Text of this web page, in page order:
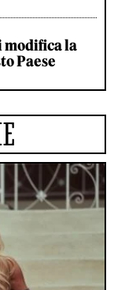
modifica la
Paese